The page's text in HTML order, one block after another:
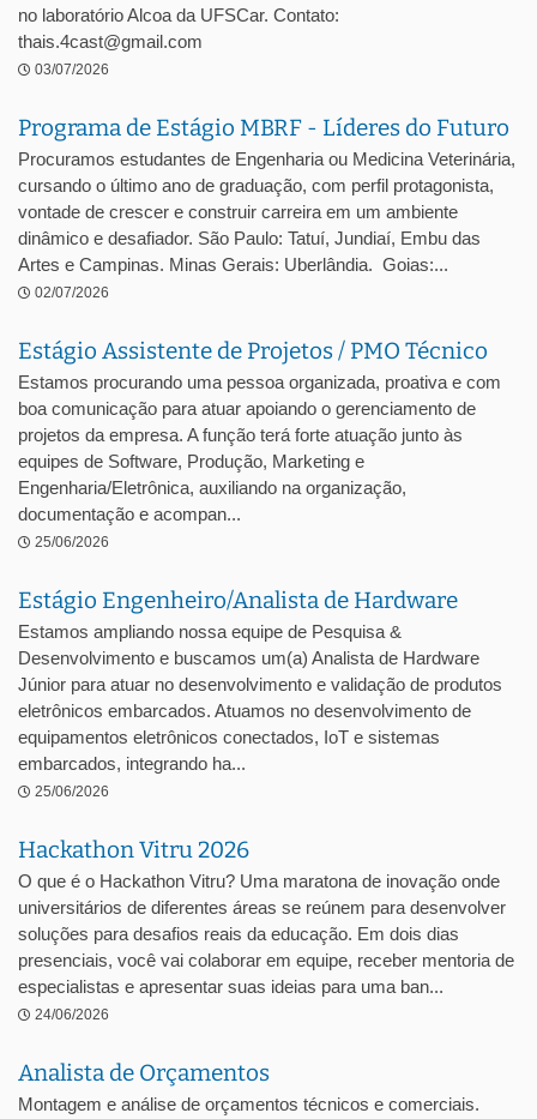
no laboratório Alcoa da UFSCar. Contato:
thais.4cast@gmail.com
03/07/2026
Programa de Estágio MBRF - Líderes do Futuro
Procuramos estudantes de Engenharia ou Medicina Veterinária,
cursando o último ano de graduação, com perfil protagonista,
vontade de crescer e construir carreira em um ambiente
dinâmico e desafiador. São Paulo: Tatuí, Jundiaí, Embu das
Artes e Campinas. Minas Gerais: Uberlândia. Goias:...
02/07/2026
Estágio Assistente de Projetos / PMO Técnico
Estamos procurando uma pessoa organizada, proativa e com
boa comunicação para atuar apoiando o gerenciamento de
projetos da empresa. A função terá forte atuação junto às
equipes de Software, Produção, Marketing e
Engenharia/Eletrônica, auxiliando na organização,
documentação e acompan...
25/06/2026
Estágio Engenheiro/Analista de Hardware
Estamos ampliando nossa equipe de Pesquisa &
Desenvolvimento e buscamos um(a) Analista de Hardware
Júnior para atuar no desenvolvimento e validação de produtos
eletrônicos embarcados. Atuamos no desenvolvimento de
equipamentos eletrônicos conectados, IoT e sistemas
embarcados, integrando ha...
25/06/2026
Hackathon Vitru 2026
O que é o Hackathon Vitru? Uma maratona de inovação onde
universitários de diferentes áreas se reúnem para desenvolver
soluções para desafios reais da educação. Em dois dias
presenciais, você vai colaborar em equipe, receber mentoria de
especialistas e apresentar suas ideias para uma ban...
24/06/2026
Analista de Orçamentos
Montagem e análise de orçamentos técnicos e comerciais.